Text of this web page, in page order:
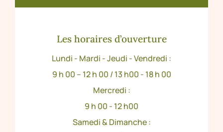
Les horaires d’ouverture
Lundi - Mardi - Jeudi - Vendredi :
9 h 00 – 12 h 00 / 13 h00 - 18 h 00
Mercredi :
9 h 00 - 12 h00
Samedi & Dimanche :